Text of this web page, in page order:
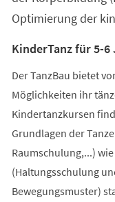
Optimierung der
KinderTanz für 5-6
Der TanzBau bietet
Möglichkeiten ihr
Kindertanzkursen
Grundlagen der
Raumschulung,...)
(Haltungsschulung
Bewegungsmuster)